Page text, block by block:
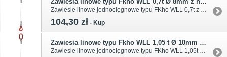
104,30 zł - Kup
Zawiesia linowe typu Fkho WLL 1,05 t Ø 10mm z hakiem